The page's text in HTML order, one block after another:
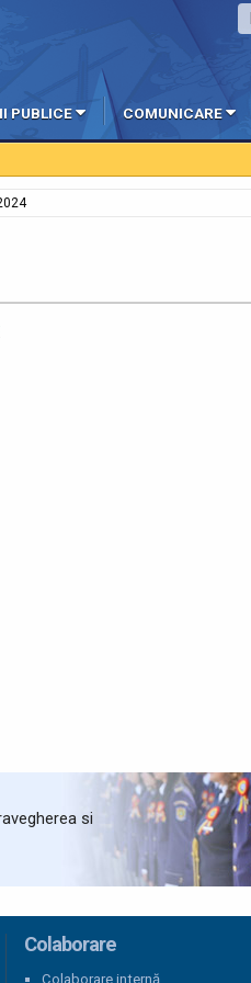
PUBLICE COMUNICARE
si
Colaborare
Colaborare internă